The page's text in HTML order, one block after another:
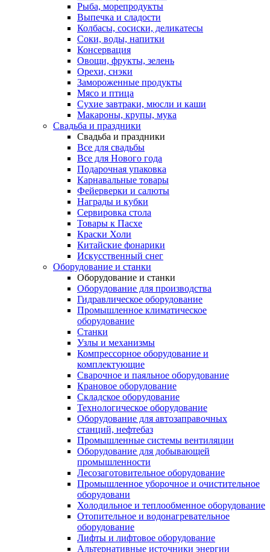
Рыба, морепродукты
Выпечка и сладости
Колбасы, сосиски, деликатесы
Соки, воды, напитки
Консервация
Овощи, фрукты, зелень
Орехи, снэки
Замороженные продукты
Мясо и птица
Сухие завтраки, мюсли и каши
Макароны, крупы, мука
Свадьба и праздники
Свадьба и праздники
Все для свадьбы
Все для Нового года
Подарочная упаковка
Карнавальные товары
Фейерверки и салюты
Награды и кубки
Cервировка стола
Товары к Пасхе
Краски Холи
Китайские фонарики
Искусственный снег
Оборудование и станки
Оборудование и станки
Оборудование для производства
Гидравлическое оборудование
Промышленное климатическое
оборудование
Станки
Узлы и механизмы
Компрессорное оборудование и
комплектующие
Сварочное и паяльное оборудование
Крановое оборудование
Складское оборудование
Технологическое оборудование
Оборудование для автозаправочных
станций, нефтебаз
Промышленные системы вентиляции
Оборудование для добывающей
промышленности
Лесозаготовительное оборудование
Промышленное уборочное и очистительное
оборудовани
Холодильное и теплообменное оборудование
Отопительное и водонагревательное
оборудование
Лифты и лифтовое оборудование
Альтернативные источники энергии